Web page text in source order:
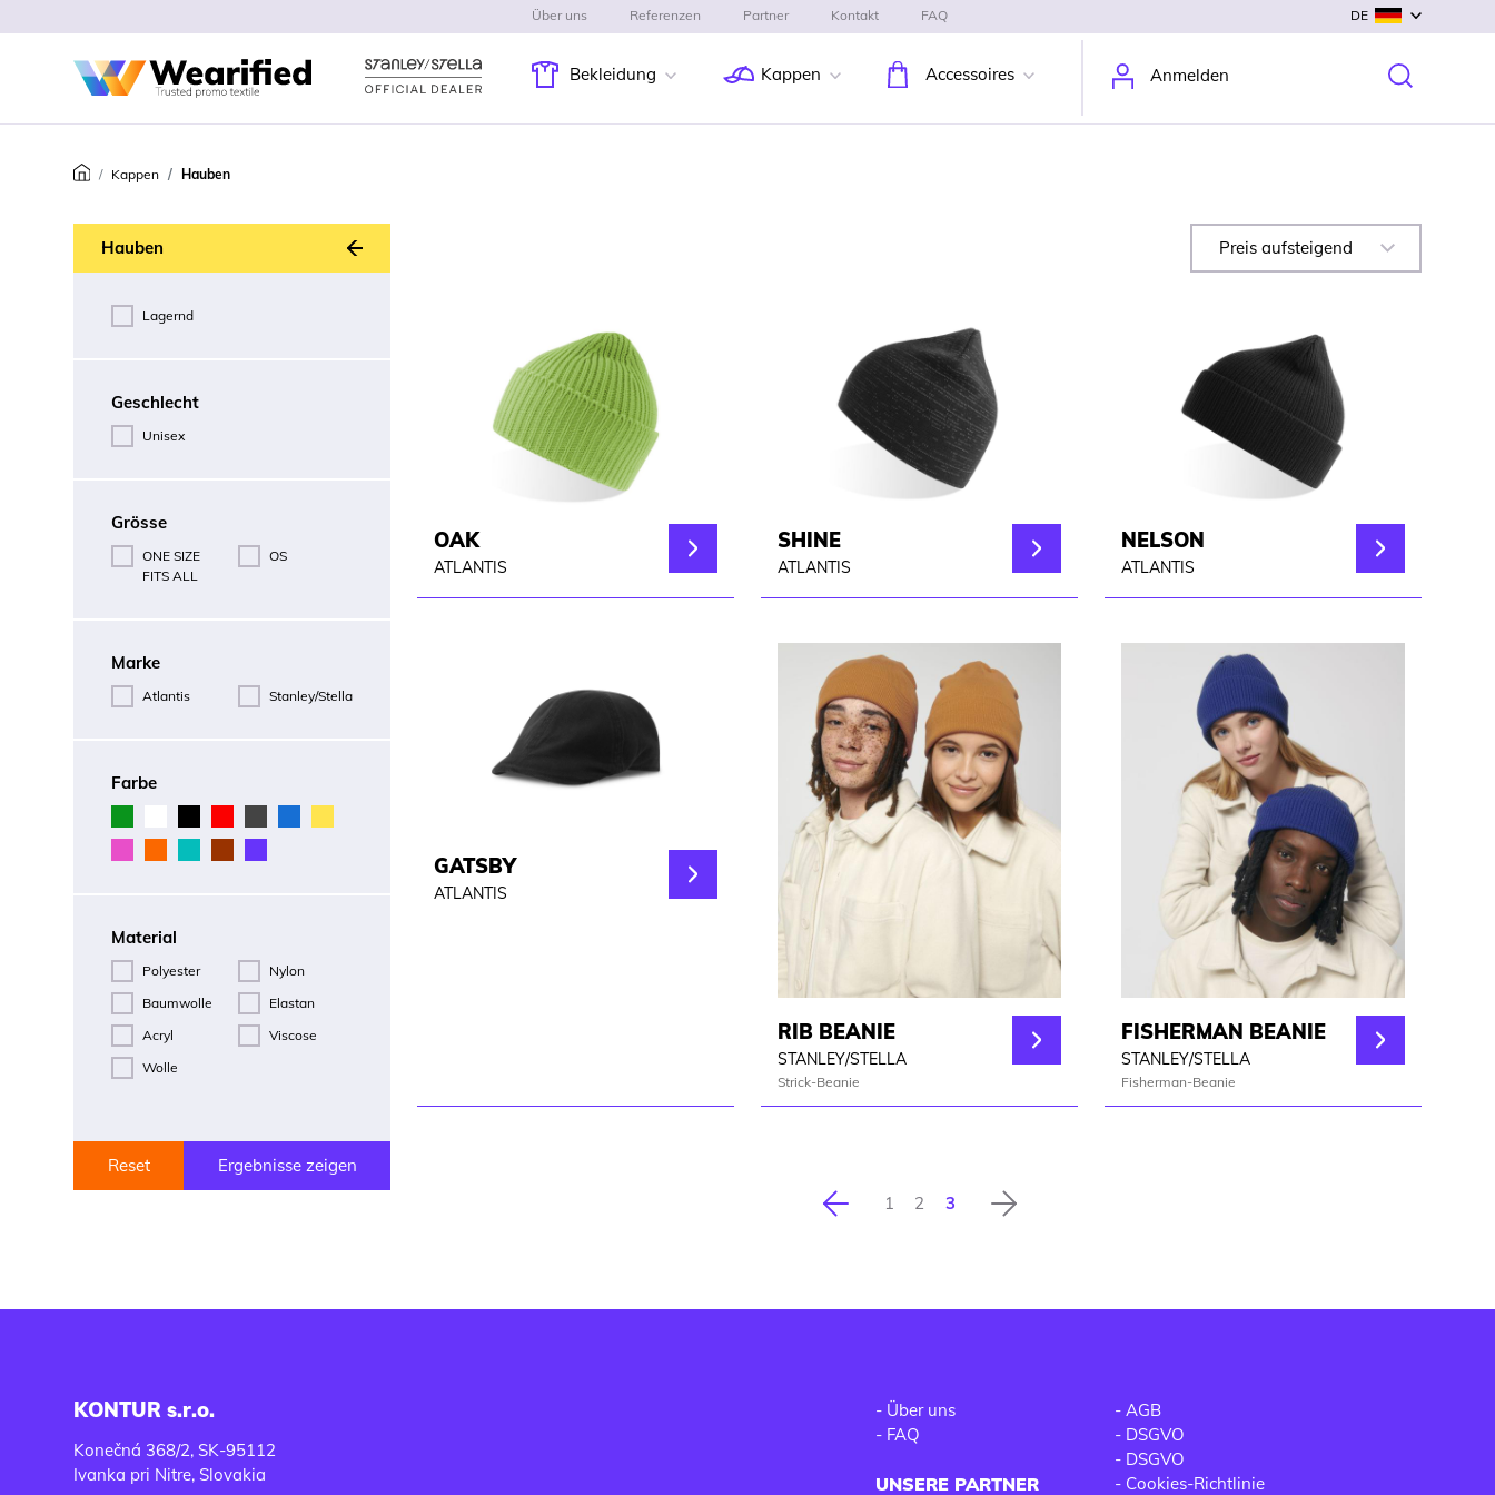
Bekleidung Kappen Accessoires Anmelden
Über uns Referenzen Partner Kontakt FAQ DE
Kappen Hauben
Hauben Zurück
Lagernd
Geschlecht
Unisex
Grösse
ONE SIZE
FITS ALL
OS
Marke
Atlantis Stanley/Stella
Farbe
Material
Polyester
Nylon
Baumwolle
Elastan
Acryl
Viscose
Wolle
Reset Ergebnisse zeigen
Preis aufsteigend
OAK
ATLANTIS
SHINE
ATLANTIS
NELSON
ATLANTIS
GATSBY
ATLANTIS
RIB BEANIE
STANLEY/STELLA
Strick-Beanie
FISHERMAN BEANIE
STANLEY/STELLA
Fisherman-Beanie
Vorherige Nächste
1 2 3
KONTUR s.r.o.
Konečná 368/2, SK-95112
Ivanka pri Nitre, Slovakia
- Über uns
- FAQ
UNSERE PARTNER
- AGB
- DSGVO
- DSGVO
- Cookies-Richtlinie